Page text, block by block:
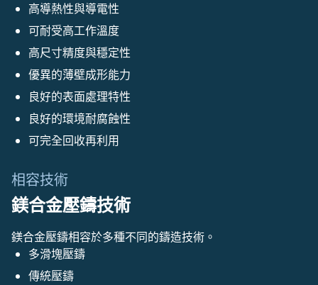
高導熱性與導電性
可耐受高工作溫度
高尺寸精度與穩定性
優異的薄壁成形能力
良好的表面處理特性
良好的環境耐腐蝕性
可完全回收再利用
相容技術
鎂合金壓鑄技術
鎂合金壓鑄相容於多種不同的鑄造技術。
多滑塊壓鑄
傳統壓鑄